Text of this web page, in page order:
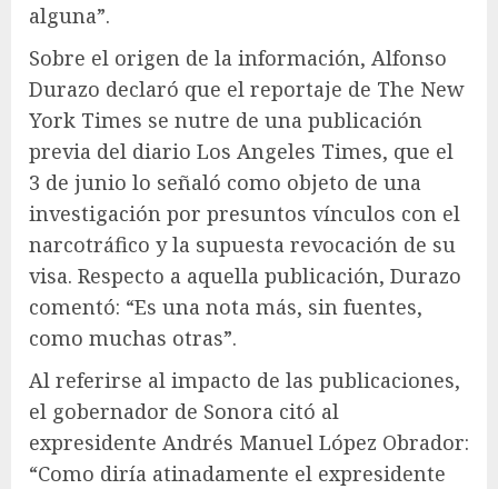
alguna”.
Sobre el origen de la información, Alfonso
Durazo declaró que el reportaje de The New
York Times se nutre de una publicación
previa del diario Los Angeles Times, que el
3 de junio lo señaló como objeto de una
investigación por presuntos vínculos con el
narcotráfico y la supuesta revocación de su
visa. Respecto a aquella publicación, Durazo
comentó: “Es una nota más, sin fuentes,
como muchas otras”.
Al referirse al impacto de las publicaciones,
el gobernador de Sonora citó al
expresidente Andrés Manuel López Obrador:
“Como diría atinadamente el expresidente